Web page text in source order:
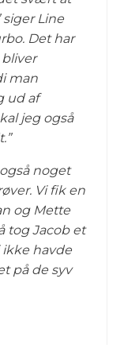
Line
Det har
man
ud af
jeg også
noget
Vi fik en
og Mette
tog Jacob et
ikke havde
på de syv